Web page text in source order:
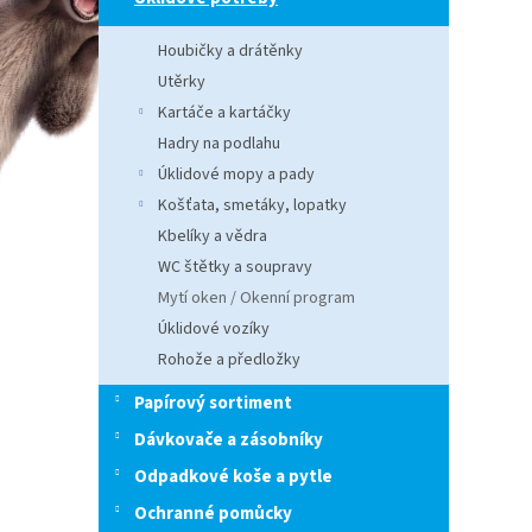
n
e
l
Houbičky a drátěnky
Utěrky
Kartáče a kartáčky
Hadry na podlahu
Úklidové mopy a pady
Košťata, smetáky, lopatky
Kbelíky a vědra
WC štětky a soupravy
Mytí oken / Okenní program
Úklidové vozíky
Rohože a předložky
Papírový sortiment
Dávkovače a zásobníky
Odpadkové koše a pytle
Ochranné pomůcky